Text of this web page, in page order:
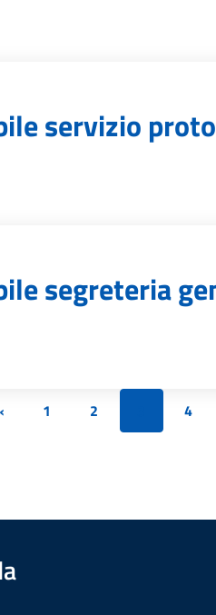
servizio
segreteria
1 2 4